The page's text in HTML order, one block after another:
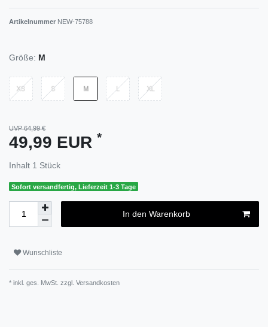
Artikelnummer NEW-75788
Größe: M
UVP 64,99 €
49,99 EUR *
Inhalt 1 Stück
Sofort versandfertig, Lieferzeit 1-3 Tage
In den Warenkorb
Wunschliste
* inkl. ges. MwSt. zzgl. Versandkosten